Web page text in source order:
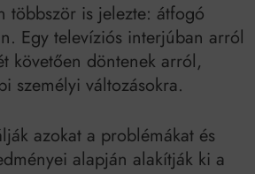
többször is jelezte: átfogó
Egy televíziós interjúban arról
követően döntenek arról,
személyi változásokra.
azokat a problémákat és
alapján alakítják ki a